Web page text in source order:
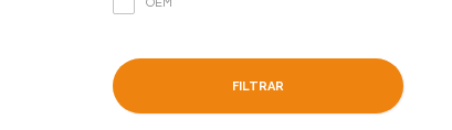
OEM
FILTRAR